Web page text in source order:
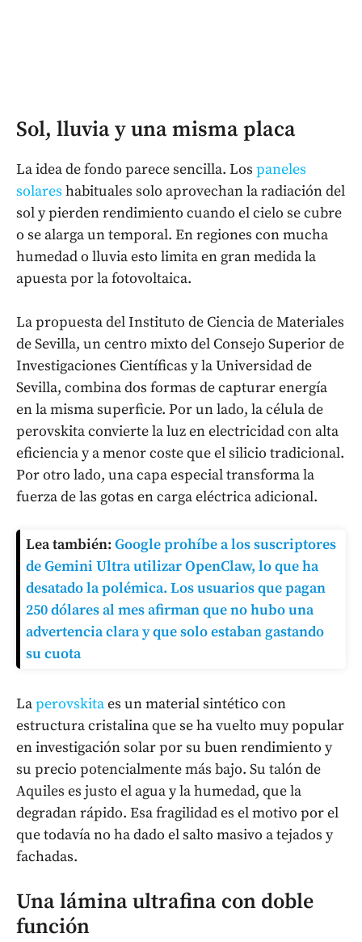
Sol, lluvia y una misma placa
La idea de fondo parece sencilla. Los paneles
solares habituales solo aprovechan la radiación del
sol y pierden rendimiento cuando el cielo se cubre
o se alarga un temporal. En regiones con mucha
humedad o lluvia esto limita en gran medida la
apuesta por la fotovoltaica.
La propuesta del Instituto de Ciencia de Materiales
de Sevilla, un centro mixto del Consejo Superior de
Investigaciones Científicas y la Universidad de
Sevilla, combina dos formas de capturar energía
en la misma superficie. Por un lado, la célula de
perovskita convierte la luz en electricidad con alta
eficiencia y a menor coste que el silicio tradicional.
Por otro lado, una capa especial transforma la
fuerza de las gotas en carga eléctrica adicional.
Lea también: Google prohíbe a los suscriptores
de Gemini Ultra utilizar OpenClaw, lo que ha
desatado la polémica. Los usuarios que pagan
250 dólares al mes afirman que no hubo una
advertencia clara y que solo estaban gastando
su cuota
Laperovskitaes un material sintético con
estructura cristalina que se ha vuelto muy popular
en investigación solar por su buen rendimiento y
su precio potencialmente más bajo. Su talón de
Aquiles es justo el agua y la humedad, que la
degradan rápido. Esa fragilidad es el motivo por el
que todavía no ha dado el salto masivo a tejados y
fachadas.
Una lámina ultrafina con doble
función